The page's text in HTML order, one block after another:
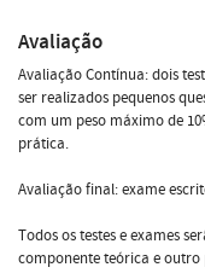
Avaliação
Avaliação Contínua: dois
ser realizados pequenos
com um peso máximo de
prática.
Avaliação final: exame
Todos os testes e exames
componente teórica e